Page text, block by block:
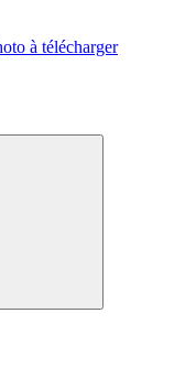
à télécharger